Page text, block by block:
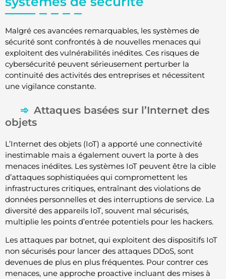
Malgré ces avancées remarquables, les systèmes de
sécurité sont confrontés à de nouvelles menaces qui
exploitent des vulnérabilités inédites. Ces risques de
cybersécurité peuvent sérieusement perturber la
continuité des activités des entreprises et nécessitent
une vigilance constante.
Attaques basées sur l’Internet des
objets
L’Internet des objets (IoT) a apporté une connectivité
inestimable mais a également ouvert la porte à des
menaces inédites. Les systèmes IoT peuvent être la cible
d’attaques sophistiquées qui compromettent les
infrastructures critiques, entraînant des violations de
données personnelles et des interruptions de service. La
diversité des appareils IoT, souvent mal sécurisés,
multiplie les points d’entrée potentiels pour les hackers.
Les attaques par botnet, qui exploitent des dispositifs IoT
non sécurisés pour lancer des attaques DDoS, sont
devenues de plus en plus fréquentes. Pour contrer ces
menaces, une approche proactive incluant des mises à